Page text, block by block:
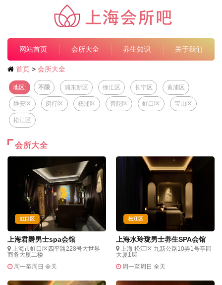
网站首页 会所大全 养生知识 关于我们
首页 > 会所大全
地区: 不限 浦东新区 徐汇区 长宁区 黄浦区
静安区 闵行区 杨浦区 普陀区 虹口区 宝山区
松江区
会所大全
虹口区
上海君爵男士spa会馆
上海市虹口区四平路228号大世界
商务大厦二楼
周一至周日 全天
松江区
上海水玲珑男士养生SPA会馆
上海 松江区 九新公路10弄1号亭园
大厦1层
周一至周日 全天